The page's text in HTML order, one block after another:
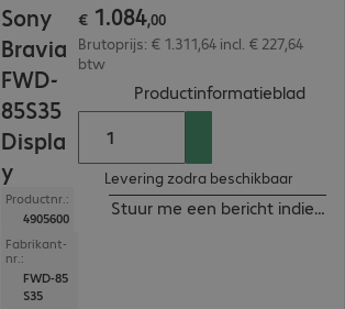
Sony
Bravia
FWD-
85S35
Displa
y
Productnr.:
4905600
Fabrikant-
nr.:
FWD-85
S35
€ 1.084,00
Brutoprijs: € 1.311,64 incl. € 227,64
btw
Productinformatieblad
Levering zodra beschikbaar
Stuur me een bericht indien